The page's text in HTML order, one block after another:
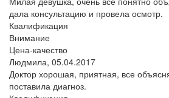
дала консультацию и провела осмотр.
Квалификация
Внимание
Цена-качество
Людмила, 05.04.2017
Доктор хорошая, приятная, все
поставила диагноз.